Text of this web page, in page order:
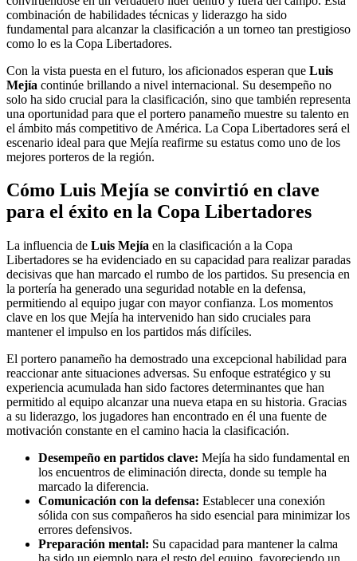
combinación de habilidades técnicas y liderazgo ha sido
fundamental para alcanzar la clasificación a un torneo tan prestigioso
como lo es la Copa Libertadores.
Con la vista puesta en el futuro, los aficionados esperan que Luis
Mejía continúe brillando a nivel internacional. Su desempeño no
solo ha sido crucial para la clasificación, sino que también representa
una oportunidad para que el portero panameño muestre su talento en
el ámbito más competitivo de América. La Copa Libertadores será el
escenario ideal para que Mejía reafirme su estatus como uno de los
mejores porteros de la región.
Cómo Luis Mejía se convirtió en clave
para el éxito en la Copa Libertadores
La influencia de Luis Mejía en la clasificación a la Copa
Libertadores se ha evidenciado en su capacidad para realizar paradas
decisivas que han marcado el rumbo de los partidos. Su presencia en
la portería ha generado una seguridad notable en la defensa,
permitiendo al equipo jugar con mayor confianza. Los momentos
clave en los que Mejía ha intervenido han sido cruciales para
mantener el impulso en los partidos más difíciles.
El portero panameño ha demostrado una excepcional habilidad para
reaccionar ante situaciones adversas. Su enfoque estratégico y su
experiencia acumulada han sido factores determinantes que han
permitido al equipo alcanzar una nueva etapa en su historia. Gracias
a su liderazgo, los jugadores han encontrado en él una fuente de
motivación constante en el camino hacia la clasificación.
Desempeño en partidos clave: Mejía ha sido fundamental en
los encuentros de eliminación directa, donde su temple ha
marcado la diferencia.
Comunicación con la defensa: Establecer una conexión
sólida con sus compañeros ha sido esencial para minimizar los
errores defensivos.
Preparación mental: Su capacidad para mantener la calma